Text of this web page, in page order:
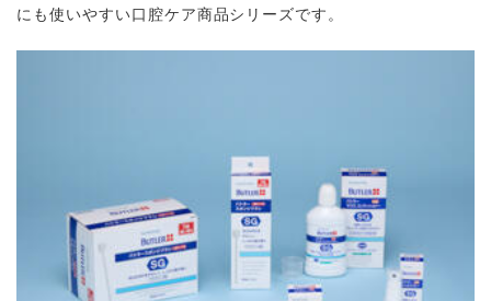
にも使いやすい口腔ケア商品シリーズです。